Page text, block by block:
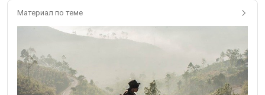
Материал по теме